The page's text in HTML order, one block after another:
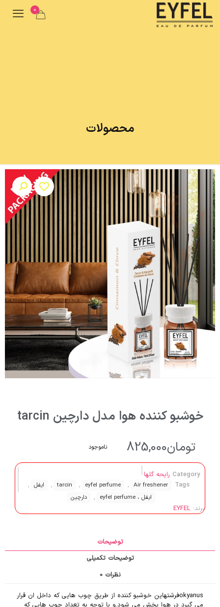
0
محصولات
خوشبو کننده هوا مدل دارچین tarcin
تومان825,000 ناموجود
Category رایحه گلها
Tags
Air freshener
,
eyfel perfume
,
tarcin
, ایفل ,
ایفل ، eyfel perfume , دارچین
برند: EYFEL
توضیحات
توضیحات تکمیلی
نظرات0
okyanusفرشته
این خوشبو کننده از طریق چوب هایی که داخل ان قرار